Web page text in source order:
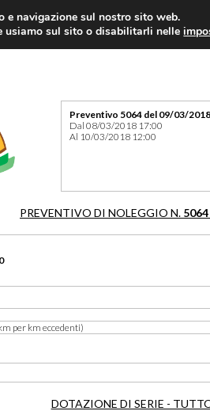
Preventivo 5064 del 09/03/2018
Dal 08/03/2018 17:00
Al 10/03/2018 12:00
PREVENTIVO DI NOLEGGIO N. 5064
per km eccedenti)
DOTAZIONE DI SERIE -
e navigazione sul nostro sito web.
usiamo sul sito o disabilitarli nelle